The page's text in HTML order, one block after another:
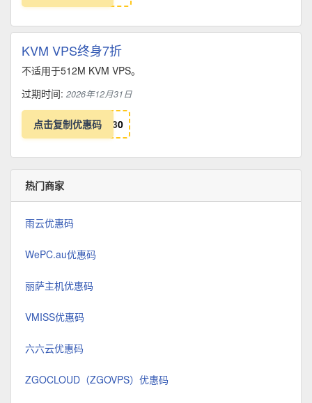
KVM VPS终身7折
不适用于512M KVM VPS。
过期时间: 2026年12月31日
点击复制优惠码 30
热门商家
雨云优惠码
WePC.au优惠码
丽萨主机优惠码
VMISS优惠码
六六云优惠码
ZGOCLOUD（ZGOVPS）优惠码